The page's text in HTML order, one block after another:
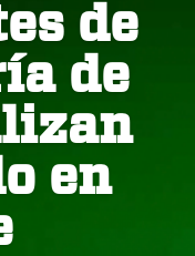
de
de
en